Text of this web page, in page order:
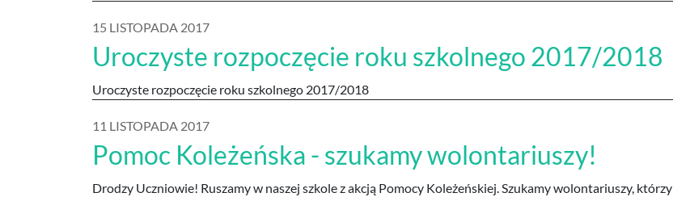
15 LISTOPADA 2017
Uroczyste rozpoczęcie roku szkolnego 2017/2018
Uroczyste rozpoczęcie roku szkolnego 2017/2018
11 LISTOPADA 2017
Pomoc Koleżeńska - szukamy wolontariuszy!
Drodzy Uczniowie! Ruszamy w naszej szkole z akcją Pomocy Koleżeńskiej. Szukamy wolontariuszy, którzy